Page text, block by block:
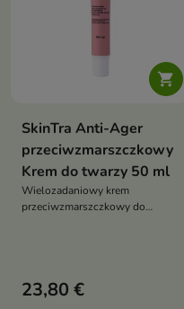

SkinTra Anti-Ager
przeciwzmarszczkowy
Krem do twarzy 50 ml
Wielozadaniowy krem
przeciwzmarszczkowy do
oraz intensywnie nawilża
23,80 €